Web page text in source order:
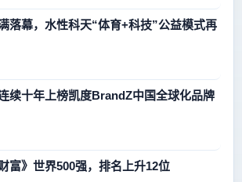
落幕，水性科天“体育+科技”公益模式再
续十年上榜凯度BrandZ中国全球化品牌
富》世界500强，排名上升12位